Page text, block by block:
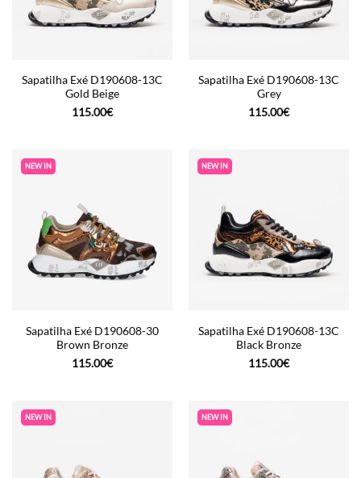
Sapatilha Exé D190608-13C
Gold Beige
115.00€
Sapatilha Exé D190608-13C
Grey
115.00€
NEW IN
Sapatilha Exé D190608-30
Brown Bronze
115.00€
NEW IN
Sapatilha Exé D190608-13C
Black Bronze
115.00€
NEW IN NEW IN